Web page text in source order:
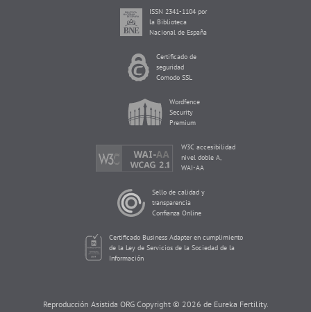
ISSN 2341-1104 por
la Biblioteca
Nacional de España
Certificado de
seguridad
Comodo SSL
Wordfence
Security
Premium
W3C accesibilidad
nivel doble A,
WAI-AA
Sello de calidad y
transparencia
Confianza Online
Certificado Business Adapter en cumplimiento
de la Ley de Servicios de la Sociedad de la
Información
Reproducción Asistida ORG Copyright © 2026 de Eureka Fertility.